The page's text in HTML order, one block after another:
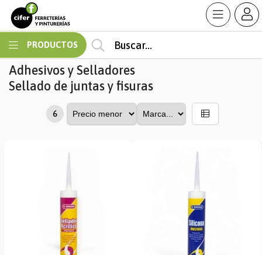
PRODUCTOS
Adhesivos y Selladores
Sellado de juntas y fisuras
6